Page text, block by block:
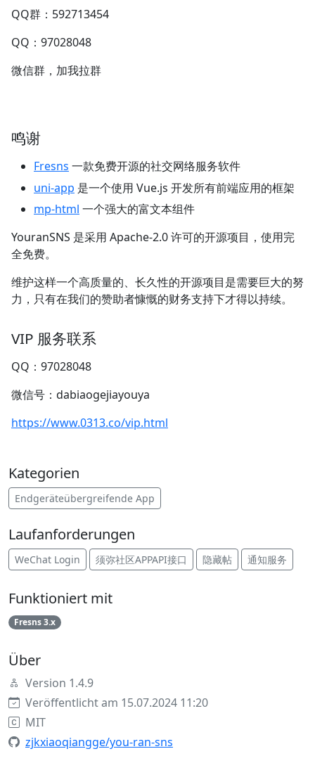
QQ群：592713454
QQ：97028048
微信群，加我拉群
鸣谢
Fresns 一款免费开源的社交网络服务软件
uni-app 是一个使用 Vue.js 开发所有前端应用的框架
mp-html 一个强大的富文本组件
YouranSNS 是采用 Apache-2.0 许可的开源项目，使用完
全免费。
维护这样一个高质量的、长久性的开源项目是需要巨大的努
力，只有在我们的赞助者慷慨的财务支持下才得以持续。
VIP 服务联系
QQ：97028048
微信号：dabiaogejiayouya
https://www.0313.co/vip.html
Kategorien
Endgeräteübergreifende App
Laufanforderungen
WeChat Login 须弥社区APPAPI接口 隐藏帖 通知服务
Funktioniert mit
Fresns 3.x
Über
Version 1.4.9
Veröffentlicht am 15.07.2024 11:20
MIT
zjkxiaoqiangge/you-ran-sns